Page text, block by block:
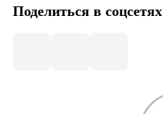
Поделиться в соцсетях